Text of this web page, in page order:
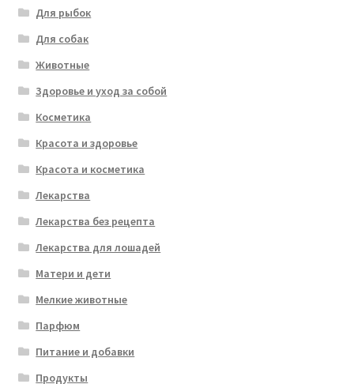
Для рыбок
Для собак
Животные
Здоровье и уход за собой
Косметика
Красота и здоровье
Красота и косметика
Лекарства
Лекарства без рецепта
Лекарства для лошадей
Матери и дети
Мелкие животные
Парфюм
Питание и добавки
Продукты